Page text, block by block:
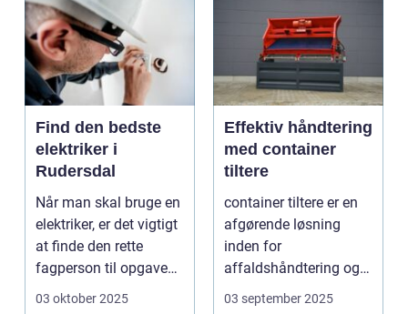
Find den bedste
elektriker i
Rudersdal
Når man skal bruge en
elektriker, er det vigtigt
at finde den rette
fagperson til opgaven.
Is&...
03 oktober 2025
Effektiv håndtering
med container
tiltere
container tiltere er en
afgørende løsning
inden for
affaldshåndtering og
genanve...
03 september 2025